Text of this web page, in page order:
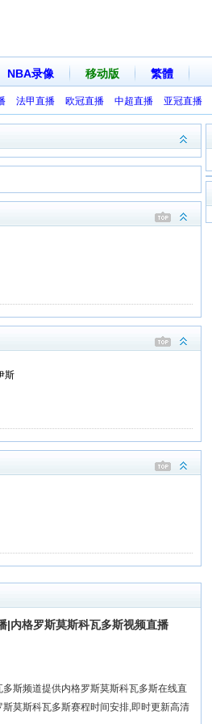
NBA录像 移动版 繁體
法甲直播 欧冠直播 中超直播 亚冠直播
斯
|内格罗斯莫斯科瓦多斯视频直播
斯频道提供内格罗斯莫斯科瓦多斯在线直
莫斯科瓦多斯赛程时间安排,即时更新高清